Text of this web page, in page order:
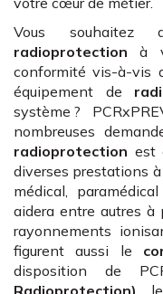
Vous
radioprotection à
conformité vis-à-vis
équipement de
système ?
nombreuses
radioprotection est
diverses prestations
médical,
aidera entre autres à
rayonnements
figurent aussi le
disposition de
Radioprotection) ,